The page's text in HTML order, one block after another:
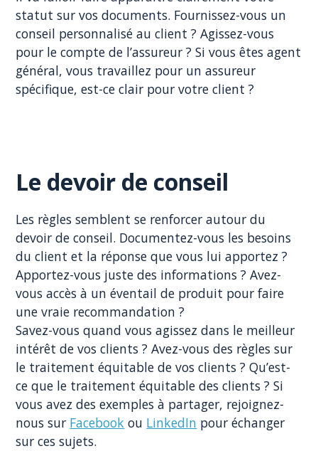
statut sur vos documents. Fournissez-vous un
conseil personnalisé au client ? Agissez-vous
pour le compte de l’assureur ? Si vous êtes agent
général, vous travaillez pour un assureur
spécifique, est-ce clair pour votre client ?
Le devoir de conseil
Les règles semblent se renforcer autour du
devoir de conseil. Documentez-vous les besoins
du client et la réponse que vous lui apportez ?
Apportez-vous juste des informations ? Avez-
vous accès à un éventail de produit pour faire
une vraie recommandation ?
Savez-vous quand vous agissez dans le meilleur
intérêt de vos clients ? Avez-vous des règles sur
le traitement équitable de vos clients ? Qu’est-
ce que le traitement équitable des clients ? Si
vous avez des exemples à partager, rejoignez-
nous sur Facebook ou LinkedIn pour échanger
sur ces sujets.